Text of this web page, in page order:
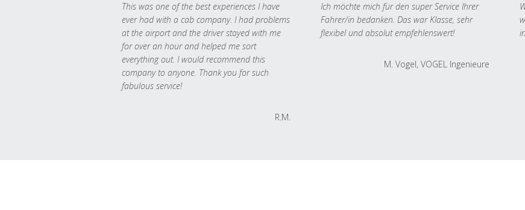
This was one of the best experiences I have
ever had with a cab company. I had problems
at the airport and the driver stayed with me
for over an hour and helped me sort
everything out. I would recommend this
company to anyone. Thank you for such
fabulous service!
R.M.
Ich möchte mich für den super Service Ihrer
Fahrer/in bedanken. Das war Klasse, sehr
flexibel und absolut empfehlenswert!
M. Vogel, VOGEL Ingenieure